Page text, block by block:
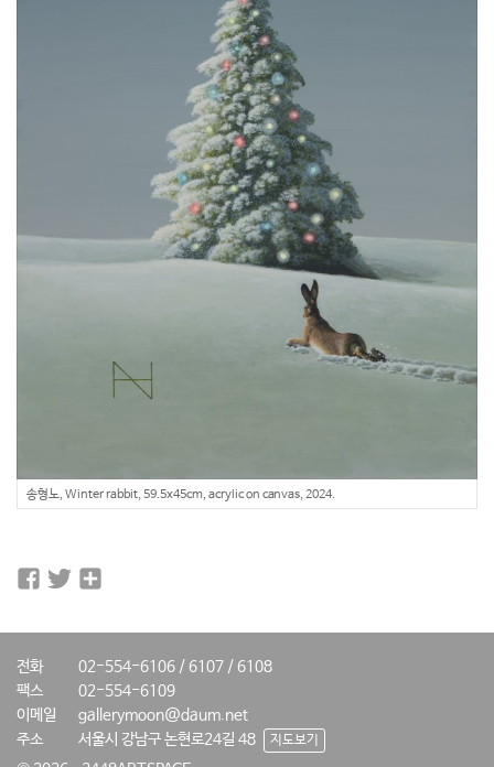
송형노, Winter rabbit, 59.5x45cm, acrylic on canvas, 2024.
전화
02-554-6106 / 6107 / 6108
팩스
02-554-6109
이메일
gallerymoon@daum.net
주소
서울시 강남구 논현로24길 48 지도보기